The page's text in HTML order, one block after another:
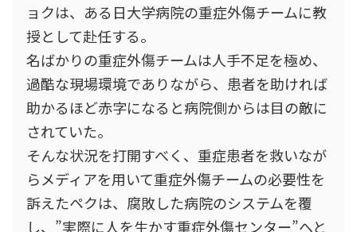
ョクは、ある日大学病院の重症外傷チームに教
授として赴任する。
名ばかりの重症外傷チームは人手不足を極め、
過酷な現場環境でありながら、患者を助ければ
助かるほど赤字になると病院側からは目の敵に
されていた。
そんな状況を打開すべく、重症患者を救いなが
らメディアを用いて重症外傷チームの必要性を
訴えたペクは、腐敗した病院のシステムを覆
し、”実際に人を生かす重症外傷センター”へと